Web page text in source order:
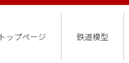
トップページ 鉄道模型